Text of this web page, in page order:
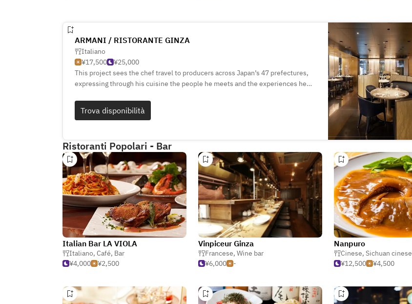
ARMANI / RISTORANTE GINZA
Italiano
¥17,500
¥25,000
This project sees the chef travel to producers across Japan’s 47 prefectures,
expressing through his cuisine the people he meets and the experiences he
producers, the sentiments passed down through the generations, and the
bridge to the future—rooted in the land, the wisdom, traditions, and daily lives
Trova disponibilità
Ristoranti Popolari - Bar
Italian Bar LA VIOLA
Italiano, Café, Bar
¥4,000
¥2,500
Vinpiceur Ginza
Francese, Wine bar
¥6,000
-
Nanpuro
Cinese, Sichuan cinese
¥12,500
¥4,500